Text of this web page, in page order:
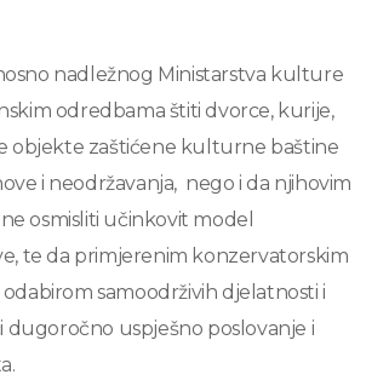
nadležnog Ministarstva kulture
odredbama štiti dvorce, kurije,
objekte zaštićene kulturne baštine
i neodržavanja, nego i da njihovim
osmisliti učinkovit model
te da primjerenim konzervatorskim
samoodrživih djelatnosti i
dugoročno uspješno poslovanje i